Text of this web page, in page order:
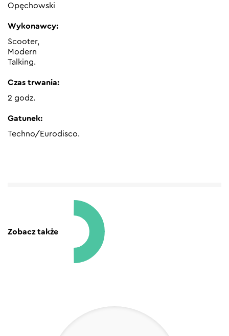
Opęchowski
Wykonawcy:
Scooter,
Modern
Talking.
Czas trwania:
2 godz.
Gatunek:
Techno/Eurodisco.
Zobacz także